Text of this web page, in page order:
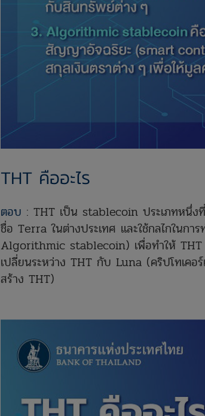
THT คืออะไร
ตอบ : THT เป็น stablecoin ประเภทหนึ่ง
ชื่อ Terra ในต่างประเทศ และใช้กลไกในกา
Algorithmic stablecoin) เพื่อทำให้ THT
เปลี่ยนระหว่าง THT กับ Luna (คริปโทเคอ
สร้าง THT)